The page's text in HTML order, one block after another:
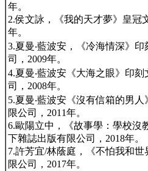
年。
2.侯文詠，《我的天才夢》皇冠
年。
3.夏曼‧藍波安，《冷海情深》
司，2009年。
4.夏曼‧藍波安《大海之眼》印
司，2008年。
5.夏曼‧藍波安《沒有信箱的男
限公司，2011年。
6.歐陽立中，《故事學：學校沒
下雜誌出版有限公司，2018年。
7.許芳宜/林蔭庭，《不怕我和
限公司，2017年。